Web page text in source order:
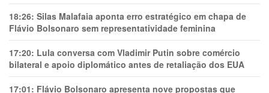
18:26: Silas Malafaia aponta erro estratégico em chapa de
Flávio Bolsonaro sem representatividade feminina
17:20: Lula conversa com Vladimir Putin sobre comércio
bilateral e apoio diplomático antes de retaliação dos EUA
17:01: Flávio Bolsonaro apresenta nove propostas que